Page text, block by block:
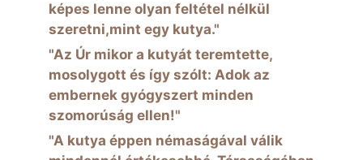
képes lenne olyan feltétel nélkül
szeretni,mint egy kutya."
"Az Úr mikor a kutyát teremtette,
mosolygott és így szólt: Adok az
embernek gyógyszert minden
szomorúság ellen!"
"A kutya éppen némaságával válik